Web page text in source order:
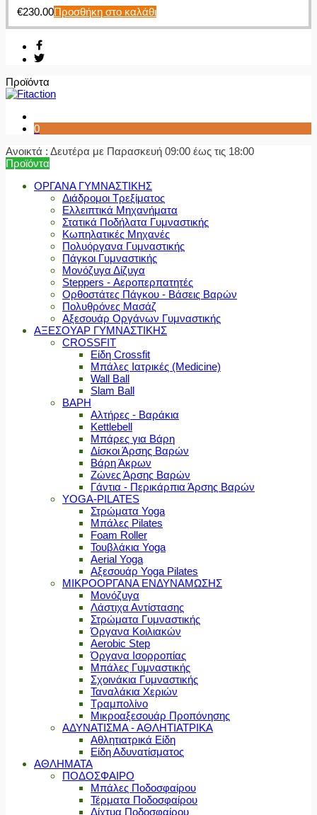
€230.00Προσθήκη στο καλάθι
Προϊόντα
0
Ανοικτά : Δευτέρα με Παρασκευή 09:00 έως τις 18:00
Προϊόντα
ΟΡΓΑΝΑ ΓΥΜΝΑΣΤΙΚΗΣ
Διάδρομοι Τρεξίματος
Ελλειπτικά Μηχανήματα
Στατικά Ποδήλατα Γυμναστικής
Κωπηλατικές Μηχανές
Πολυόργανα Γυμναστικής
Πάγκοι Γυμναστικής
Μονόζυγα Δίζυγα
Steppers - Αεροπερπατητές
Ορθοστάτες Πάγκου - Βάσεις Βαρών
Πολυθρόνες Μασάζ
Αξεσουάρ Οργάνων Γυμναστικής
ΑΞΕΣΟΥΑΡ ΓΥΜΝΑΣΤΙΚΗΣ
CROSSFIT
Είδη Crossfit
Μπάλες Ιατρικές (Medicine)
Wall Ball
Slam Ball
ΒΑΡΗ
Αλτήρες - Βαράκια
Kettlebell
Μπάρες για Βάρη
Δίσκοι Άρσης Βαρών
Βάρη Άκρων
Ζώνες Άρσης Βαρών
Γάντια - Περικάρπια Άρσης Βαρών
YOGA-PILATES
Στρώματα Yoga
Μπάλες Pilates
Foam Roller
Τουβλάκια Yoga
Aerial Yoga
Αξεσουάρ Yoga Pilates
ΜΙΚΡΟΟΡΓΑΝΑ ΕΝΔΥΝΑΜΩΣΗΣ
Μονόζυγα
Λάστιχα Αντίστασης
Στρώματα Γυμναστικής
Όργανα Κοιλιακών
Aerobic Step
Όργανα Ισορροπίας
Μπάλες Γυμναστικής
Σχοινάκια Γυμναστικής
Ταναλάκια Χεριών
Τραμπολίνο
Μικροαξεσουάρ Προπόνησης
ΑΔΥΝΑΤΙΣΜΑ - ΑΘΛΗΤΙΑΤΡΙΚΑ
Αθλητιατρικά Είδη
Είδη Αδυνατίσματος
ΑΘΛΗΜΑΤΑ
ΠΟΔΟΣΦΑΙΡΟ
Μπάλες Ποδοσφαίρου
Τέρματα Ποδοσφαίρου
Δίχτυα Ποδοσφαίρου